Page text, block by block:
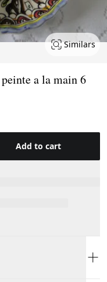
Similars
a la main 6
Add to cart